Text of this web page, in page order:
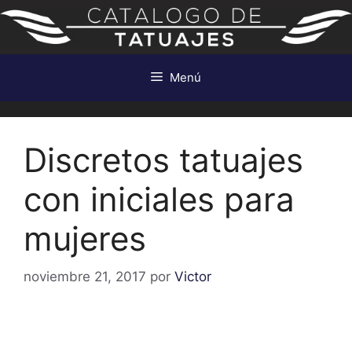
Saltar
contenido
Menú
Discretos tatuajes
con iniciales para
mujeres
noviembre 21, 2017 por Victor